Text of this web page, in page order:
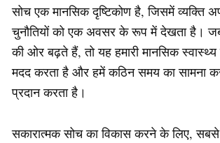
सोच एक मानसिक दृष्टिकोण है, जिसमें व्यक्ति
चुनौतियों को एक अवसर के रूप में देखता है।
की ओर बढ़ते हैं, तो यह हमारी मानसिक
मदद करता है और हमें कठिन समय का सामना
प्रदान करता है।
सकारात्मक सोच का विकास करने के लिए,